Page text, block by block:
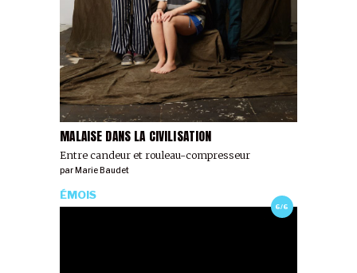
MALAISE DANS LA CIVILISATION
Entre candeur et rouleau-compresseur
par Marie Baudet
6/6
ÉMOIS